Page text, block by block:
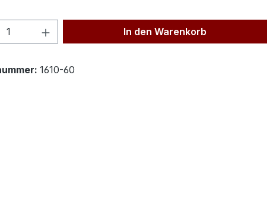
Anzahl: Gib den gewünschten Wert
In den Warenkorb
1610-60